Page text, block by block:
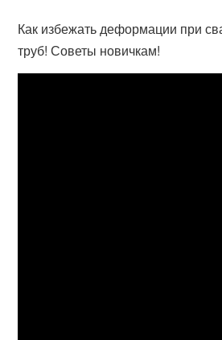
Как избежать деформации при
труб! Советы новичкам!